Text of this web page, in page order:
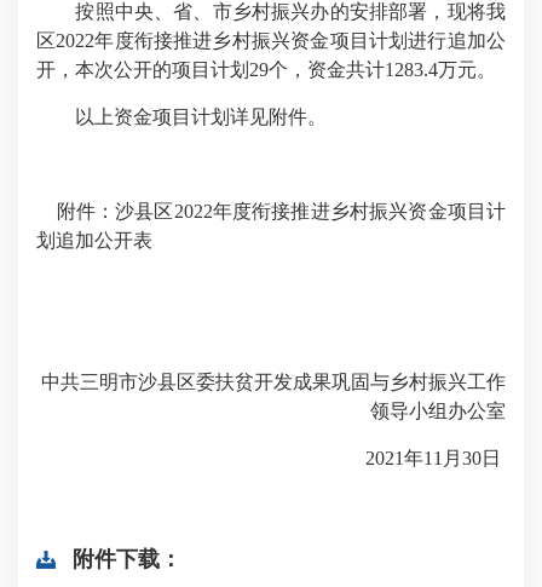
按照中央、省、市乡村振兴办的安排部署，现将我
区2022年度衔接推进乡村振兴资金项目计划进行追加公
开，本次公开的项目计划29个，资金共计1283.4万元。
以上资金项目计划详见附件。
附件：沙县区2022年度衔接推进乡村振兴资金项目计
划追加公开表
中共三明市沙县区委扶贫开发成果巩固与乡村振兴工作
领导小组办公室
2021年11月30日
附件下载：